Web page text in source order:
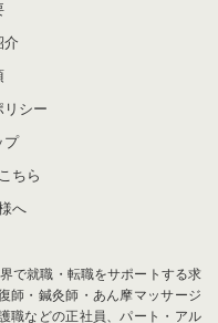
介
リシー
プ
ちら
へ
で就職・転職をサポートする求
師・鍼灸師・あん摩マッサージ
職などの正社員、パート・アル